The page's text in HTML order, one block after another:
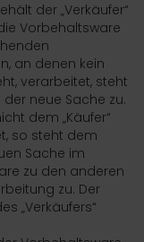
der „Verkäufer“
Vorbehaltsware
an denen kein
verarbeitet, steht
neue Sache zu.
dem „Käufer“
so steht dem
Sache im
zu den anderen
zu. Der
„Verkäufers“